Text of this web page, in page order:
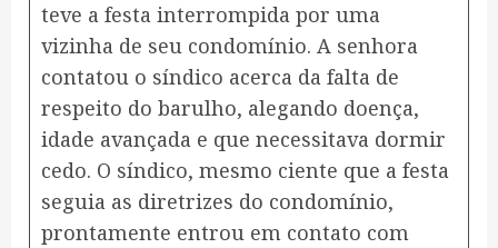
teve a festa interrompida por uma
vizinha de seu condomínio. A senhora
contatou o síndico acerca da falta de
respeito do barulho, alegando doença,
idade avançada e que necessitava dormir
cedo. O síndico, mesmo ciente que a festa
seguia as diretrizes do condomínio,
prontamente entrou em contato com